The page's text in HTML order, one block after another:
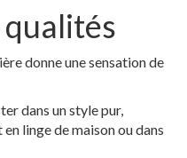
qualités
donne une sensation de
dans un style pur,
linge de maison ou dans